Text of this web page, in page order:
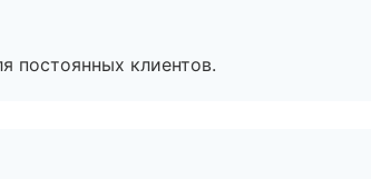
постоянных клиентов.